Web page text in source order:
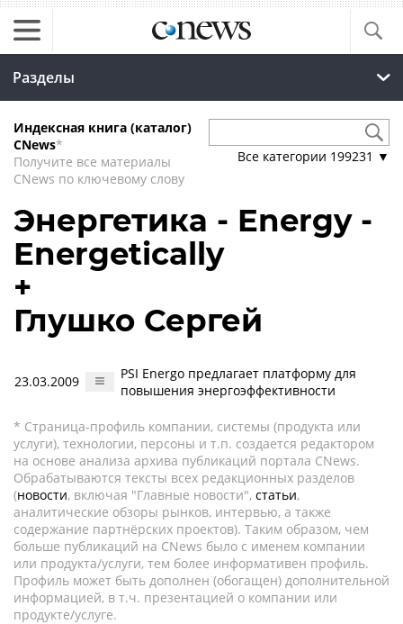
Разделы
Индексная книга (каталог)
CNews*
Получите все материалы
CNews по ключевому слову
Все категории 199231 ▼
Энергетика - Energy -
Energetically
+
Глушко Сергей
23.03.2009
PSI Energo предлагает платформу для
повышения энергоэффективности
* Страница-профиль компании, системы (продукта или
услуги), технологии, персоны и т.п. создается редактором
на основе анализа архива публикаций портала CNews.
Обрабатываются тексты всех редакционных разделов
(новости, включая "Главные новости", статьи,
аналитические обзоры рынков, интервью, а также
содержание партнёрских проектов). Таким образом, чем
больше публикаций на CNews было с именем компании
или продукта/услуги, тем более информативен профиль.
Профиль может быть дополнен (обогащен) дополнительной
информацией, в т.ч. презентацией о компании или
продукте/услуге.